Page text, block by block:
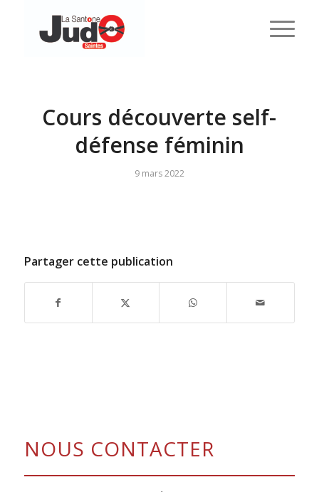
Cours découverte self-
défense féminin
9 mars 2022
Partager cette publication
NOUS CONTACTER